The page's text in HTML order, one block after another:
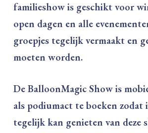
familieshow is geschikt voor
open dagen en alle
groepjes tegelijk vermaakt en
moeten worden.
De BalloonMagic Show is
als podiumact te boeken zodat
tegelijk kan genieten van deze